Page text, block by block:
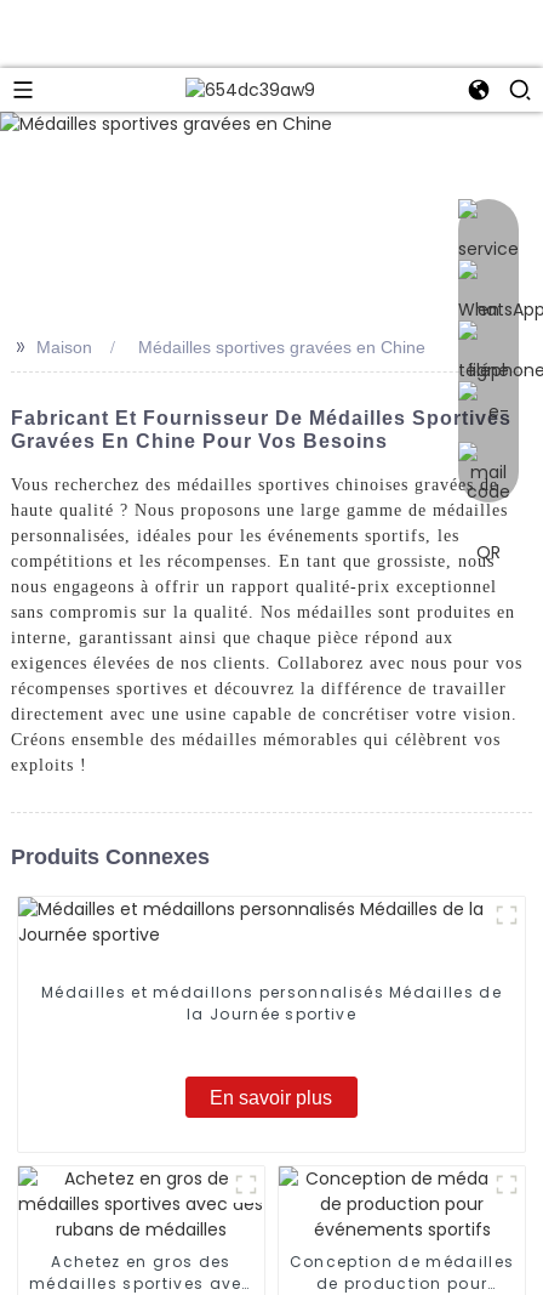
>> Maison Médailles sportives gravées en Chine
Fabricant Et Fournisseur De Médailles Sportives
Gravées En Chine Pour Vos Besoins
Vous recherchez des médailles sportives chinoises gravées de
haute qualité ? Nous proposons une large gamme de médailles
personnalisées, idéales pour les événements sportifs, les
compétitions et les récompenses. En tant que grossiste, nous
nous engageons à offrir un rapport qualité-prix exceptionnel
sans compromis sur la qualité. Nos médailles sont produites en
interne, garantissant ainsi que chaque pièce répond aux
exigences élevées de nos clients. Collaborez avec nous pour vos
récompenses sportives et découvrez la différence de travailler
directement avec une usine capable de concrétiser votre vision.
Créons ensemble des médailles mémorables qui célèbrent vos
exploits !
Produits Connexes
Médailles et médaillons personnalisés Médailles de
la Journée sportive
En savoir plus
Achetez en gros des
médailles sportives avec
Conception de médailles
de production pour